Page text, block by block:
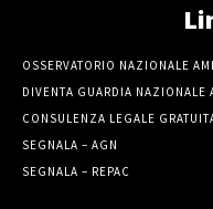
OSSERVATORIO NAZIONALE
DIVENTA GUARDIA NAZIONALE
CONSULENZA LEGALE
SEGNALA – AGN
SEGNALA – REPAC